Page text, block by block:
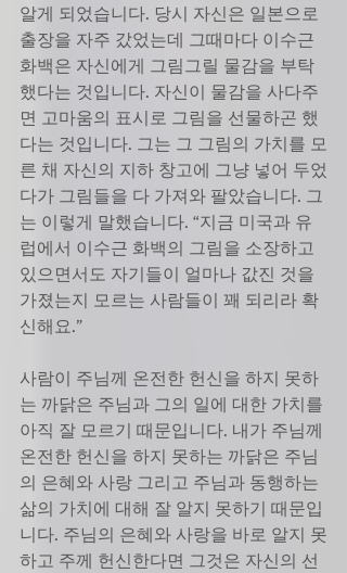
알게 되었습니다. 당시 자신은 일본으로
출장을 자주 갔었는데 그때마다 이수근
화백은 자신에게 그림그릴 물감을 부탁
했다는 것입니다. 자신이 물감을 사다주
면 고마움의 표시로 그림을 선물하곤 했
다는 것입니다. 그는 그 그림의 가치를 모
른 채 자신의 지하 창고에 그냥 넣어 두었
다가 그림들을 다 가져와 팔았습니다. 그
는 이렇게 말했습니다. “지금 미국과 유
럽에서 이수근 화백의 그림을 소장하고
있으면서도 자기들이 얼마나 값진 것을
가졌는지 모르는 사람들이 꽤 되리라 확
신해요.”
사람이 주님께 온전한 헌신을 하지 못하
는 까닭은 주님과 그의 일에 대한 가치를
아직 잘 모르기 때문입니다. 내가 주님께
온전한 헌신을 하지 못하는 까닭은 주님
의 은혜와 사랑 그리고 주님과 동행하는
삶의 가치에 대해 잘 알지 못하기 때문입
니다. 주님의 은혜와 사랑을 바로 알지 못
하고 주께 헌신한다면 그것은 자신의 선